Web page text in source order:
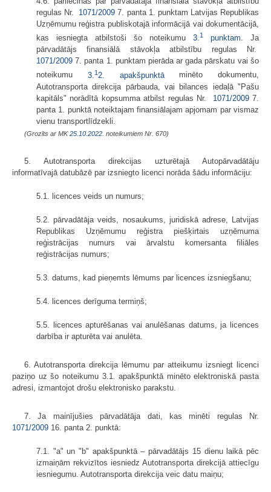
regulas Nr.
1071/2009 7. panta 1. punktam Latvijas Republikas
Uzņēmumu reģistra publiskotajā informācijā vai dokumentācijā,
kas iesniegta atbilstoši šo noteikumu 3.1 punktam. Ja
pārvadātājs finansiālā stāvokļa atbilstību regulas Nr.
1071/2009 7. panta 1. punktam pierāda ar gada pārskatu vai šo
noteikumu 3. 12. apakšpunktāminēto dokumentu,
Autotransporta direkcija pārbauda, vai bilances iedaļā "Pašu
kapitāls" norādītā kopsumma atbilst regulas Nr.
1071/20097.
panta 1. punktā noteiktajam finansiālajam apjomam par vismaz
vienu transportlīdzekli.
(Grozīts ar MK25.10.2022. noteikumiem Nr. 670)
5. Autotransporta direkcijas uzturētajā Autopārvadātāju
informatīvajā datubāzē par izsniegto licenci norāda šādu informāciju:
5.1. licences veids un numurs;
5.2. pārvadātāja veids, nosaukums, juridiskā adrese, Latvijas
Republikas Uzņēmumu reģistra piešķirtais uzņēmuma
reģistrācijas numurs vai ārvalstu komersanta filiāles
reģistrācijas numurs;
5.3. datums, kad pieņemts lēmums par licences izsniegšanu;
5.4. licences derīguma termiņš;
5.5. licences apturēšanas vai anulēšanas datums, ja licences
darbība ir apturēta vai anulēta.
6. Autotransporta direkcija lēmumu par atteikumu izsniegt licenci
paziņo uz šo noteikumu 3.1. apakšpunktā minēto elektroniskā pasta
adresi, izmantojot drošu elektronisko parakstu.
7. Ja mainījušies pārvadātāja dati, kas minēti regulas Nr.
1071/2009 16. panta 2. punktā:
7.1. "a" un "b" apakšpunktā – pārvadātājs 15 dienu laikā pēc
izmaiņām rekvizītos iesniedz Autotransporta direkcijā attiecīgu
iesniegumu. Autotransporta direkcija veic datu maiņu;